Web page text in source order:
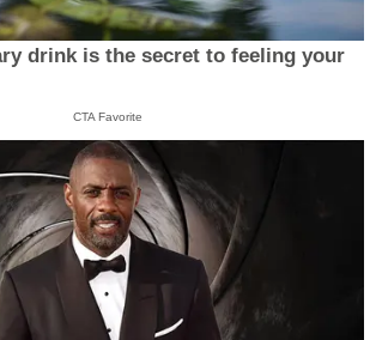
drink is the secret to feeling your
CTA Favorite